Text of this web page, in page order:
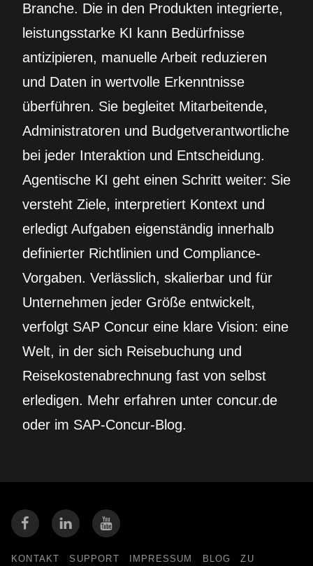
Branche. Die in den Produkten integrierte,
leistungsstarke KI kann Bedürfnisse
antizipieren, manuelle Arbeit reduzieren
und Daten in wertvolle Erkenntnisse
überführen. Sie begleitet Mitarbeitende,
Administratoren und Budgetverantwortliche
bei jeder Interaktion und Entscheidung.
Agentische KI geht einen Schritt weiter: Sie
versteht Ziele, interpretiert Kontext und
erledigt Aufgaben eigenständig innerhalb
definierter Richtlinien und Compliance-
Vorgaben. Verlässlich, skalierbar und für
Unternehmen jeder Größe entwickelt,
verfolgt SAP Concur eine klare Vision: eine
Welt, in der sich Reisebuchung und
Reisekostenabrechnung fast von selbst
erledigen. Mehr erfahren unter concur.de
oder im SAP-Concur-Blog.
KONTAKT SUPPORT IMPRESSUM BLOG ZU